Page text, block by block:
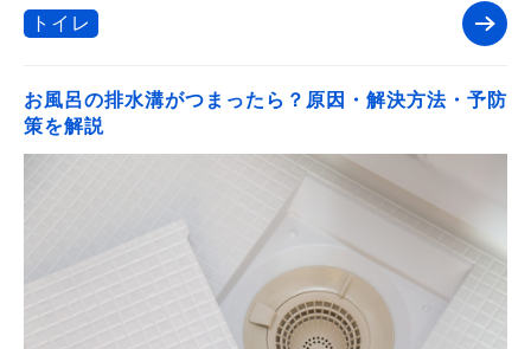
トイレ
お風呂の排水溝がつまったら？原因・解決方法・予防
策を解説